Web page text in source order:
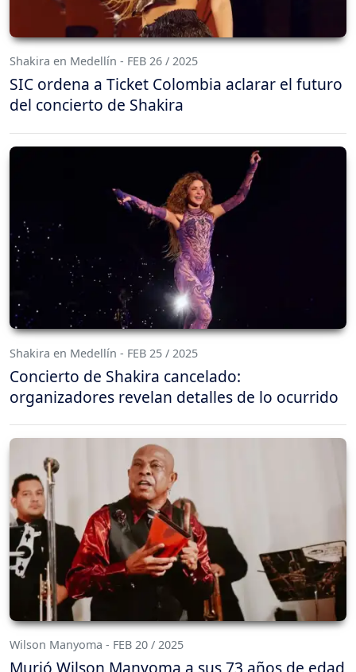
Shakira en Medellín - FEB 26 / 2025
SIC ordena a Ticket Colombia aclarar el futuro
del concierto de Shakira
Shakira en Medellín - FEB 25 / 2025
Concierto de Shakira cancelado:
organizadores revelan detalles de lo ocurrido
Wilson Manyoma - FEB 20 / 2025
Murió Wilson Manyoma a sus 73 años de edad